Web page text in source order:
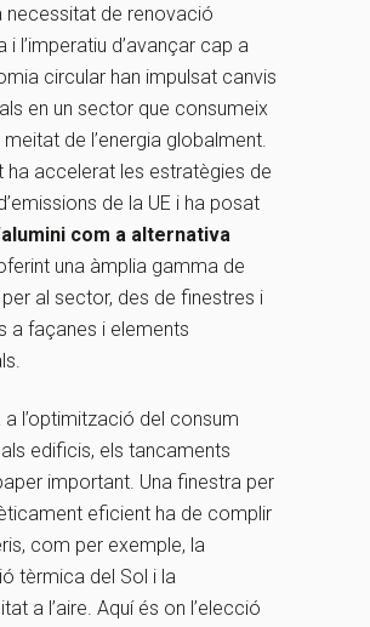
necessitat de renovació
i l’imperatiu d’avançar cap a
circular han impulsat canvis
en un sector que consumeix
de l’energia globalment.
ha accelerat les estratègies de
de la UE i ha posat
com a alternativa
una àmplia gamma de
al sector, des de finestres i
a façanes i elements
a l’optimització del consum
edificis, els tancaments
important. Una finestra per
eficient ha de complir
com per exemple, la
tèrmica del Sol i la
a l’aire. Aquí és on l’elecció